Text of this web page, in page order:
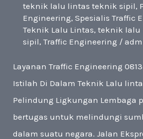
teknik lalu lintas teknik sipil,
Engineering, Spesialis Traffic
Teknik Lalu Lintas, teknik lalu
sipil, Traffic Engineering /
Layanan Traffic Engineering
Istilah Di Dalam Teknik Lalu
Pelindung Ligkungan Lembaga
bertugas untuk melindungi
dalam suatu negara. Jalan